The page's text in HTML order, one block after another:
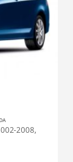
2008,